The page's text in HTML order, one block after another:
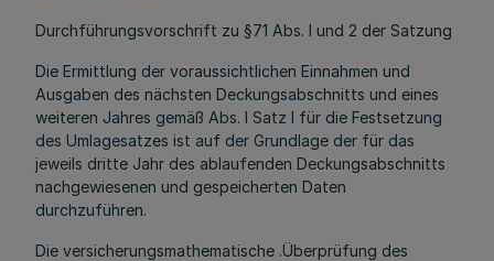
Durchführungsvorschrift zu §71 Abs. l und 2 der Satzung
Die Ermittlung der voraussichtlichen Einnahmen und
Ausgaben des nächsten Deckungsabschnitts und eines
weiteren Jahres gemäß Abs. l Satz l für die Festsetzung
des Umlagesatzes ist auf der Grundlage der für das
jeweils dritte Jahr des ablaufenden Deckungsabschnitts
nachgewiesenen und gespeicherten Daten
durchzuführen.
Die versicherungsmathematische .Überprüfung des